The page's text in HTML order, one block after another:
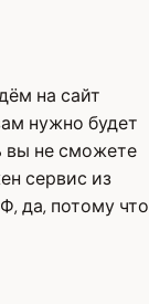
на сайт
нужно будет
вы не сможете
сервис из
да, потому что